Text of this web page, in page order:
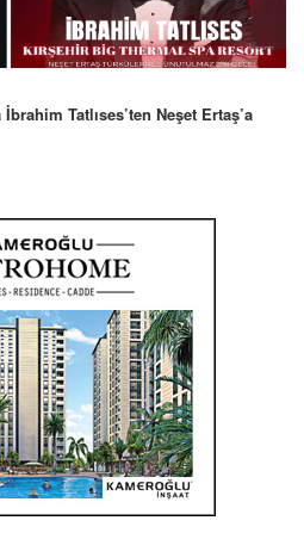
Tatlıses’ten Neşet Ertaş’a